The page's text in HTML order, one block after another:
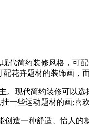
简约装修风格，可配
花卉题材的装饰画，
现代简约装修可以选
些运动题材的画;喜
造一种舒适、怡人的